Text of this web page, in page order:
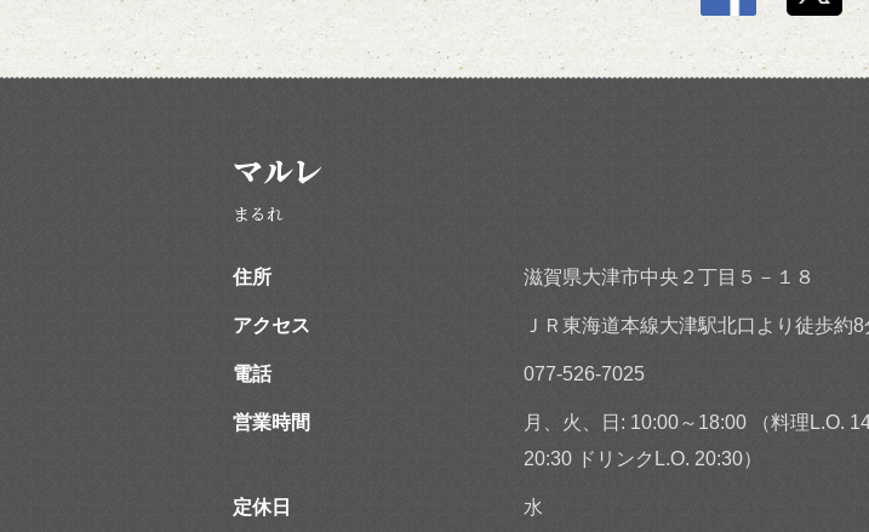
マルレ
まるれ
住所 滋賀県大津市中央２丁目５－１８
アクセス ＪＲ東海道本線大津駅北口より徒歩約
電話 077-526-7025
営業時間
月、火、日: 10:00～18:00 （料理L.O.
20:30 ドリンクL.O. 20:30）
定休日 水